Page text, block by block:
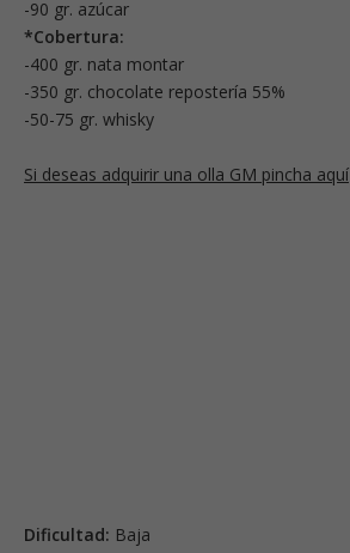
-90 gr. azúcar
*Cobertura:
-400 gr. nata montar
-350 gr. chocolate repostería 55%
-50-75 gr. whisky
Si deseas adquirir una olla GM pincha aquí
Dificultad: Baja